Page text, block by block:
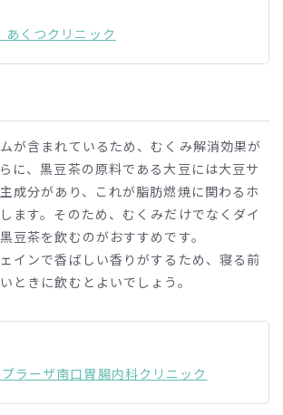
あくつクリニック
が含まれているため、むくみ解消効果が
に、黒豆茶の原料である大豆には大豆サ
成分があり、これが脂肪燃焼に関わるホ
ます。そのため、むくみだけでなくダイ
豆茶を飲むのがおすすめです。
インで香ばしい香りがするため、寝る前
ときに飲むとよいでしょう。
ラーザ南口胃腸内科クリニック